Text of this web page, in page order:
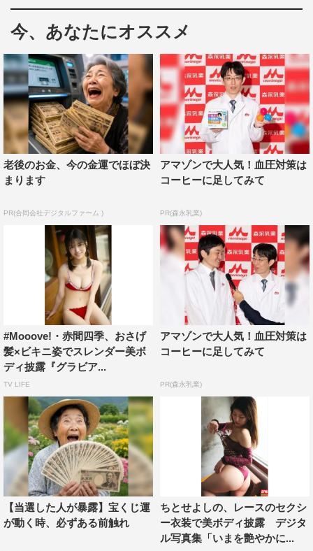
今、あなたにオススメ
老後のお金、今の金運でほぼ決
まります
PR(合同会社デジタルファーム )
アマゾンで大人気！血圧対策は
コーヒーに足してみて
PR(森永乳業)
#Mooove!・赤間四季、おさげ
髪×ビキニ姿でスレンダー美ボ
ディ披露『グラビア...
TV LIFE
アマゾンで大人気！血圧対策は
コーヒーに足してみて
PR(森永乳業)
【当選した人が暴露】宝くじ運
が動く時、必ずある前触れ
ちとせよしの、レースのセクシ
ー衣装で美ボディ披露 デジタ
ル写真集「いまを艶やかに...